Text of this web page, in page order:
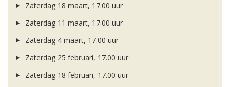
Zaterdag 18 maart, 17.00 uur
Zaterdag 11 maart, 17.00 uur
Zaterdag 4 maart, 17.00 uur
Zaterdag 25 februari, 17.00 uur
Zaterdag 18 februari, 17.00 uur